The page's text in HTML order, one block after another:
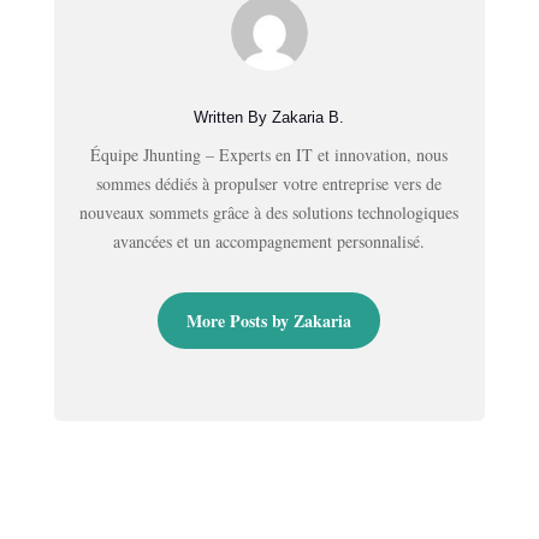
Written By Zakaria B.
Équipe Jhunting – Experts en IT et innovation, nous
sommes dédiés à propulser votre entreprise vers de
nouveaux sommets grâce à des solutions technologiques
avancées et un accompagnement personnalisé.
More Posts by Zakaria